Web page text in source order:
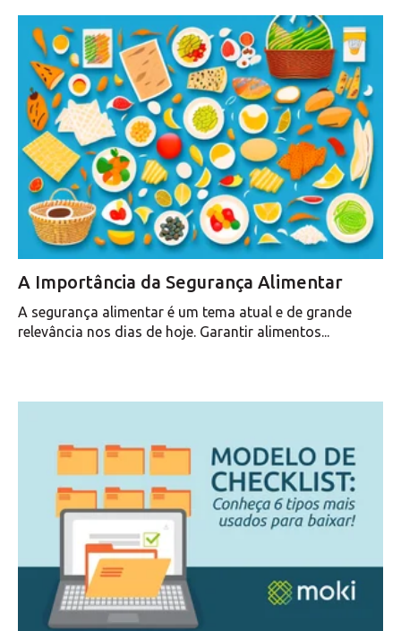
A Importância da Segurança Alimentar
A segurança alimentar é um tema atual e de grande
relevância nos dias de hoje. Garantir alimentos...